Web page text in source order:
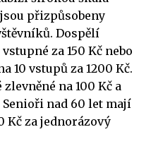
přizpůsobeny
Dospělí
za 150 Kč nebo
10 vstupů za 1200 Kč.
na 100 Kč a
nad 60 let mají
Kč za jednorázový